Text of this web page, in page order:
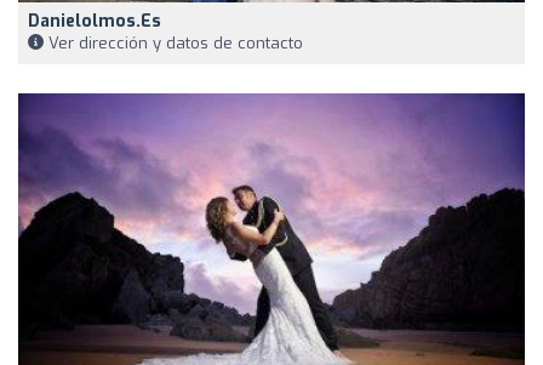
Danielolmos.es
Ver dirección y datos de contacto